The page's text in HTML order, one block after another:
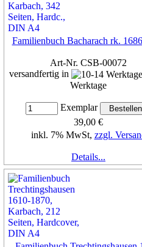
Familienbuch Bacharach rk.
Art-Nr. CSB-00072
versandfertig in
Werktage
Exemplar
39,00 €
inkl. 7% MwSt, zzgl.
Details...